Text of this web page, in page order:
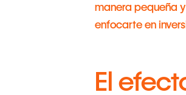
manera pequeña
enfocarte en
El